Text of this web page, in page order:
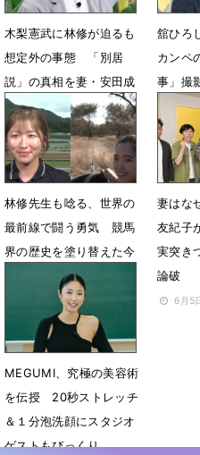
木梨憲武に林修が迫るも
想定外の事態 「別居
説」の真相を妻・安田成
美に直撃
6月26日 12時35分
舘ひろ
カンペ
事」撮
ゃけ
6月
林修先生も唸る、世界の
最前線で闘う勇気 競馬
界の歴史を塗り替えた今
村聖奈＆サファリで生き
る太田ゆかの本音
6月14日 18時29分
妻はな
友紀子
実突き
論破
6月5
MEGUMI、究極の美容術
を伝授 20秒ストレッチ
＆１分泡洗顔にスタジオ
ゲストもびっくり